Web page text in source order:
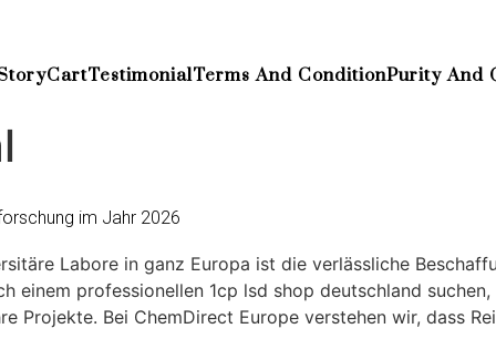
CartTestimonialTerms And ConditionPurity And
im Jahr 2026
Labore in ganz Europa ist die verlässliche
einem professionellen 1cp lsd shop deutschland
Projekte. Bei ChemDirect Europe verstehen wir, dass